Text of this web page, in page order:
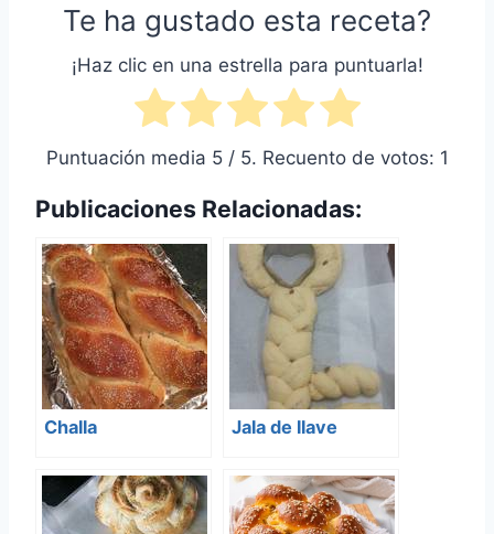
Te ha gustado esta receta?
¡Haz clic en una estrella para puntuarla!
Puntuación media 5/ 5. Recuento de votos: 1
Publicaciones Relacionadas:
Challa Jala de llave